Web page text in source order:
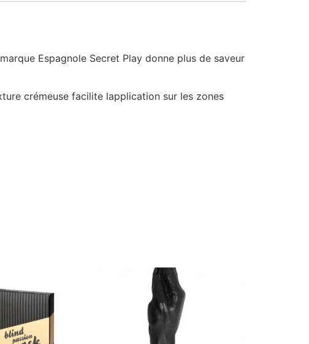
Espagnole Secret Play donne plus de saveur
crémeuse facilite lapplication sur les zones